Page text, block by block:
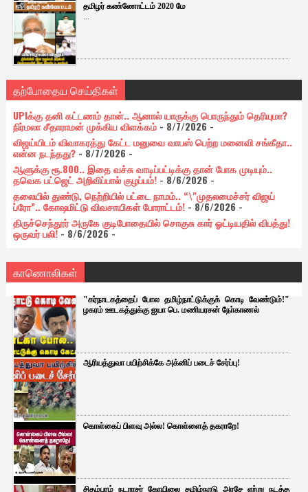
தமிழர் கண்ணோட்டம் 2020 மே
...
தற்போதைய செய்திகள்
UPIக்கு தனி கட்டணம் தான்.. ஆனால் யாருக்கு பொருந்தும் தெரியுமா?
நிர்மலா சீதாராமன் முக்கிய விளக்கம்- 8/7/2026 -
விஜய்யிடம் விவாகரத்து கேட்ட மனுவை வாபஸ் பெற்ற மனைவி சங்கீதா..
என்ன நடந்தது?- 8/7/2026 -
ஆளுக்கு ரூ.800.. இதை வச்சு வாடிப்பட்டிக்கு தான் போக முடியும்..
தவெக பட்ஜெட் அறிவிப்பால் குழப்பம்!- 8/6/2026 -
தலையில் துண்டு, நெற்றியில் பட்டை நாமம்.. “\"முதலமைச்சர் விஜய்
ப்ரோ”.. கோஷமிட்டு விவசாயிகள் போராட்டம்!- 8/6/2026 -
திருச்செந்தூர் அருகே குடிபோதையில் சொகுசு கார் ஓட்டியதில் விபத்து!
ஒருவர் பலி!- 8/6/2026-
காணொலிகள்
"கர்நாடகத்தைப் போல தமிழ்நாட்டுக்குக் கொடி வேண்டும்!"
ழகரம் ஊடகத்துக்கு ஐயா பெ. மணியரசன் நோ்காணல்
ஆரியத்துவா பயிற்சிக்கே அக்னிப் படைச் சேர்ப்பு!
கொள்கைப் பிளவு அல்ல! கொள்ளைத் தகராறே!
சிதம்பரம் நடராசர் கோயிலை தமிழ்நாடு அரசே ஏற்று நடத்த